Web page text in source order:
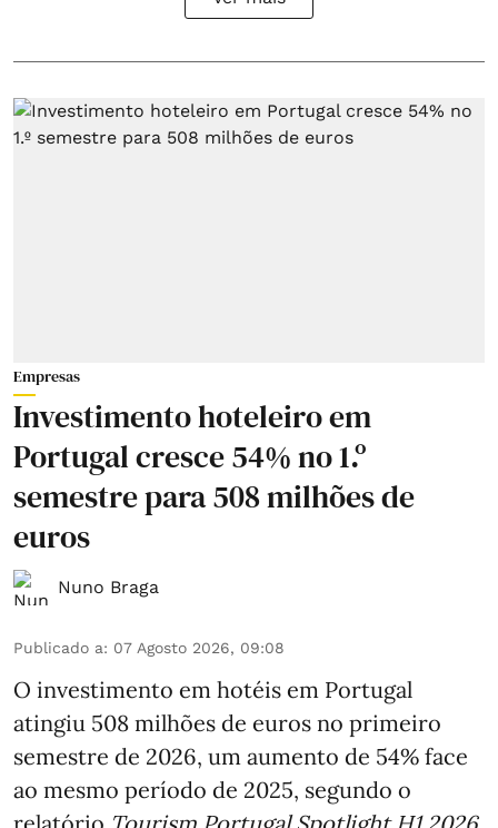
Empresas
Investimento hoteleiro em
Portugal cresce 54% no 1.º
semestre para 508 milhões de
euros
Nuno Braga
Publicado a: 07 Agosto 2026, 09:08
O investimento em hotéis em Portugal
atingiu 508 milhões de euros no primeiro
semestre de 2026, um aumento de 54% face
ao mesmo período de 2025, segundo o